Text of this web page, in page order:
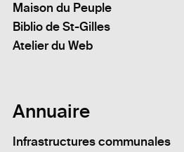
Maison du Peuple
Biblio de St-Gilles
Atelier du Web
Annuaire
Infrastructures communales